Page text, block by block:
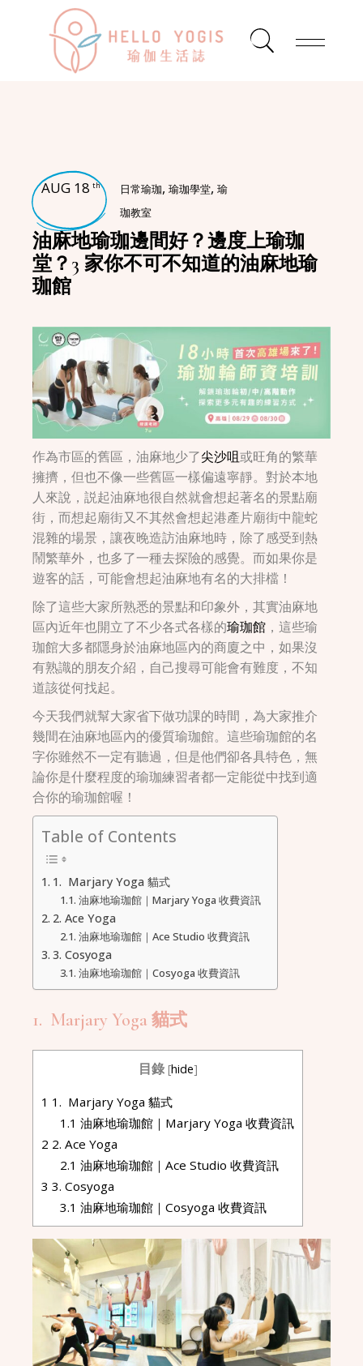
AUG 18 th 日常瑜珈,瑜珈學堂,瑜
珈教室
油麻地瑜珈邊間好？邊度上瑜珈
堂？3 家你不可不知道的油麻地瑜
珈館
作為市區的舊區，油麻地少了尖沙咀或旺角的繁華
擁擠，但也不像一些舊區一樣偏遠寧靜。對於本地
人來說，説起油麻地很自然就會想起著名的景點廟
街，而想起廟街又不其然會想起港產片廟街中龍蛇
混雜的場景，讓夜晚造訪油麻地時，除了感受到熱
鬧繁華外，也多了一種去探險的感覺。而如果你是
遊客的話，可能會想起油麻地有名的大排檔！
除了這些大家所熟悉的景點和印象外，其實油麻地
區內近年也開立了不少各式各樣的瑜珈館 ，這些瑜
珈館大多都隱身於油麻地區內的商廈之中，如果沒
有熟識的朋友介紹，自己搜尋可能會有難度，不知
道該從何找起。
今天我們就幫大家省下做功課的時間，為大家推介
幾間在油麻地區內的優質瑜珈館。這些瑜珈館的名
字你雖然不一定有聽過，但是他們卻各具特色，無
論你是什麼程度的瑜珈練習者都一定能從中找到適
合你的瑜珈館喔！
Table of Contents
1. Marjary Yoga 貓式
油麻地瑜珈館｜Marjary Yoga 收費資訊
2. Ace Yoga
油麻地瑜珈館｜Ace Studio 收費資訊
3. Cosyoga
油麻地瑜珈館｜Cosyoga 收費資訊
1. Marjary Yoga 貓式
目錄 [hide]
1 1. Marjary Yoga 貓式
1.1 油麻地瑜珈館｜Marjary Yoga 收費資訊
2 2. Ace Yoga
2.1 油麻地瑜珈館｜Ace Studio 收費資訊
3 3. Cosyoga
3.1 油麻地瑜珈館｜Cosyoga 收費資訊